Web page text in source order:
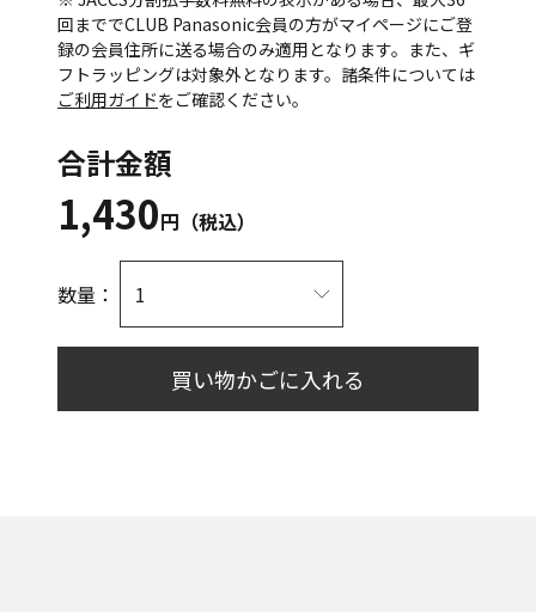
回まででCLUB Panasonic会員の方がマイページにご登
録の会員住所に送る場合のみ適用となります。また、ギ
フトラッピングは対象外となります。諸条件については
ご利用ガイドをご確認ください。
合計金額
1,430円（税込）
数量：
買い物かごに入れる